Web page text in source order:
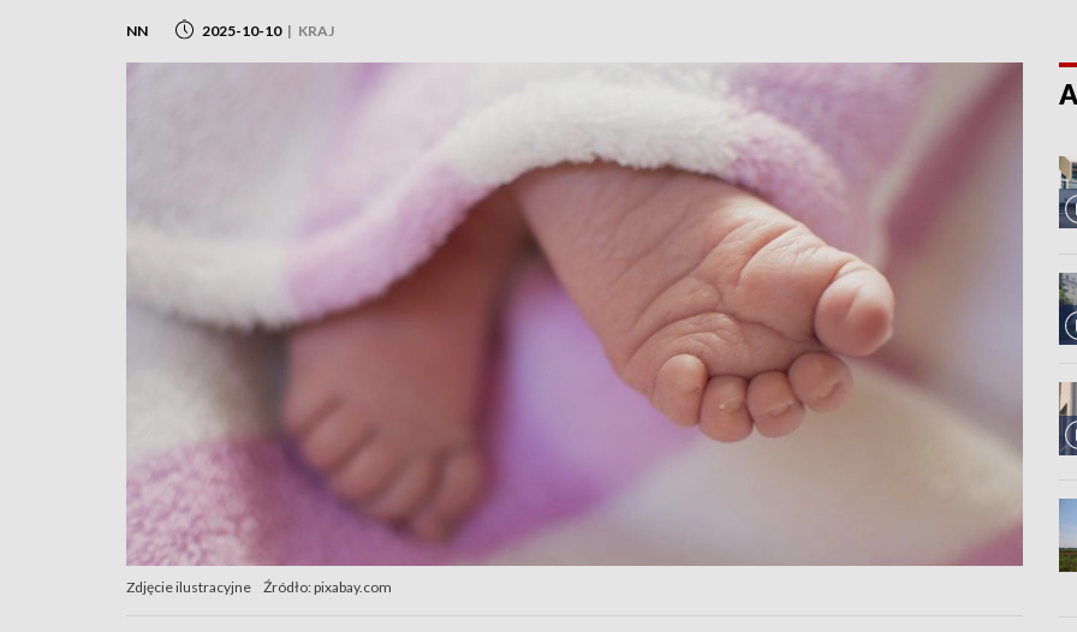
NN 2025-10-10 | KRAJ
Zdjęcie ilustracyjne Źródło: pixabay.com